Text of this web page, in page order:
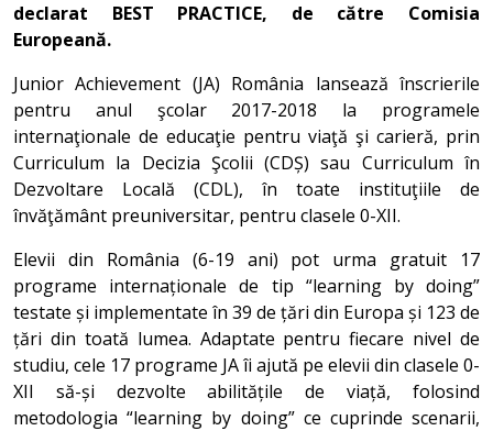
declarat BEST PRACTICE, de către Comisia
Europeană.
Junior Achievement (JA) România lansează înscrierile
pentru anul şcolar 2017-2018 la programele
internaţionale de educaţie pentru viaţă şi carieră, prin
Curriculum la Decizia Şcolii (CDȘ) sau Curriculum în
Dezvoltare Locală (CDL), în toate instituţiile de
învăţământ preuniversitar, pentru clasele 0-XII.
Elevii din România (6-19 ani) pot urma gratuit 17
programe internaționale de tip “learning by doing”
testate și implementate în 39 de țări din Europa și 123 de
țări din toată lumea. Adaptate pentru fiecare nivel de
studiu, cele 17 programe JA îi ajută pe elevii din clasele 0-
XII să-și dezvolte abilitățile de viață, folosind
metodologia “learning by doing” ce cuprinde scenarii,